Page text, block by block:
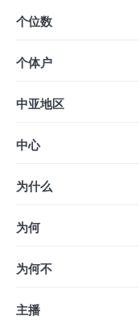
个位数
个体户
中亚地区
中心
为什么
为何
为何不
主播